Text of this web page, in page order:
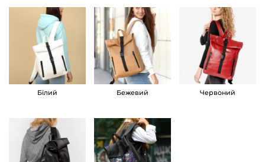
к
р
о
л
л
о
п
ж
Білий Бежевий Червоний